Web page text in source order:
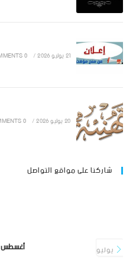
21 يوليو 2026 /
0 COMMENTS
20 يوليو 2026 /
0 COMMENTS
شاركنا على مواقع التواصل
يوليو أغسطس 2026